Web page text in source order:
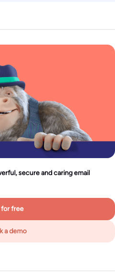
secure and caring email
for free
a demo